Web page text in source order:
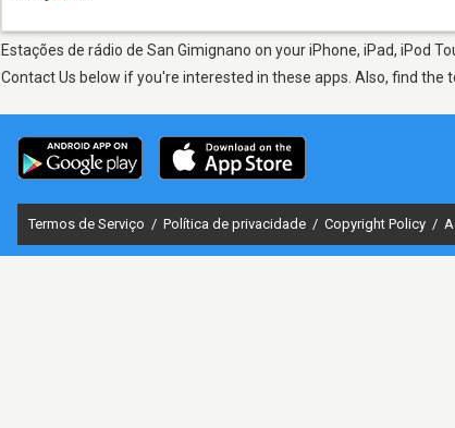
Estações de rádio de San Gimignano on your iPhone, iPad, iPod
Contact Us below if you're interested in these apps. Also, find the
Termos de Serviço / Política de privacidade / Copyright Policy /